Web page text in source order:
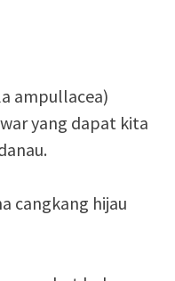
ampullacea)
yang dapat kita
cangkang hijau